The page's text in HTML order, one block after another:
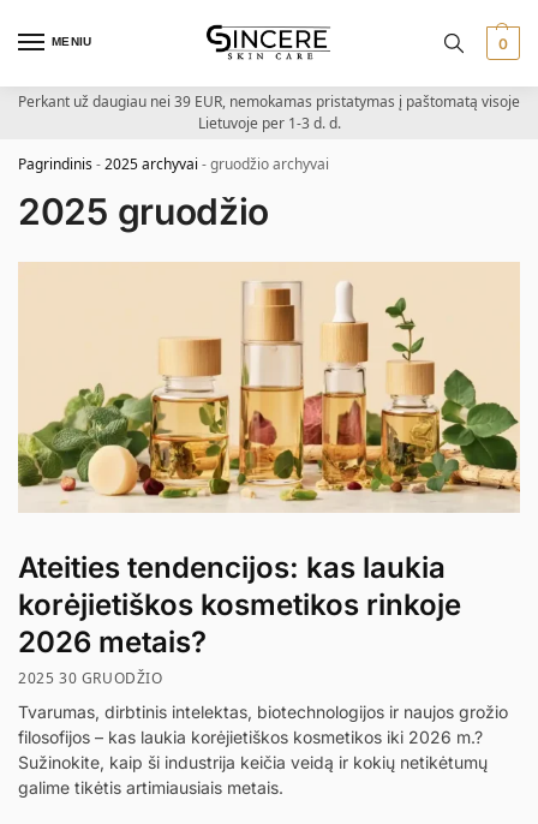
MENIU 0
Perkant už daugiau nei 39 EUR, nemokamas pristatymas į paštomatą visoje
Lietuvoje per 1-3 d. d.
Pagrindinis-2025 archyvai -gruodžio archyvai
2025 gruodžio
Ateities tendencijos: kas laukia
korėjietiškos kosmetikos rinkoje
2026 metais?
2025 30 GRUODŽIO
Tvarumas, dirbtinis intelektas, biotechnologijos ir naujos grožio
filosofijos – kas laukia korėjietiškos kosmetikos iki 2026 m.?
Sužinokite, kaip ši industrija keičia veidą ir kokių netikėtumų
galime tikėtis artimiausiais metais.